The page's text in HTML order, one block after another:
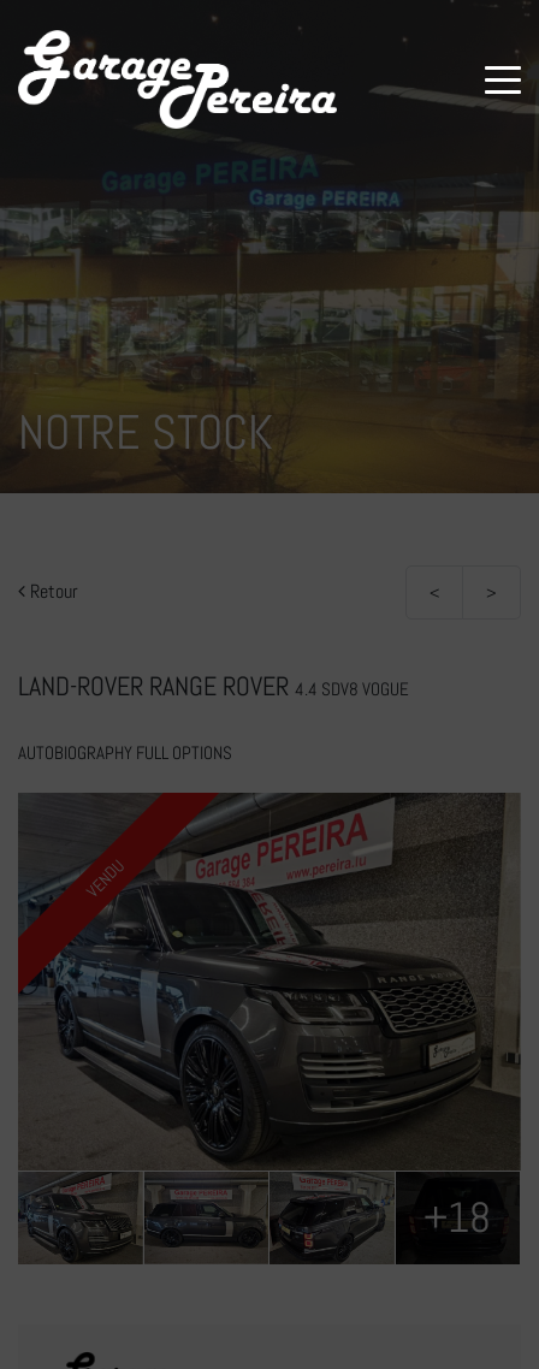
NOTRE STOCK
Retour < >
LAND-ROVER RANGE ROVER 4.4 SDV8 VOGUE
AUTOBIOGRAPHY FULL OPTIONS
VENDU
+18